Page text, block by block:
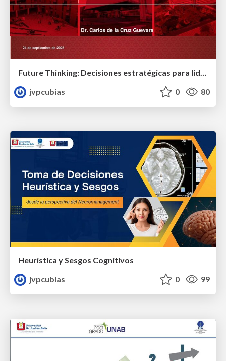
jvpcubias
0 80
Heurística y Sesgos Cognitivos
jvpcubias
0 99